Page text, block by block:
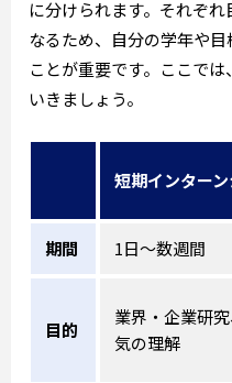
に分けられます。それぞ
なるため、自分の学年や
ことが重要です。ここで
いきましょう。
短期インター
期間 1日～数週間
目的
業界・企業研
気の理解